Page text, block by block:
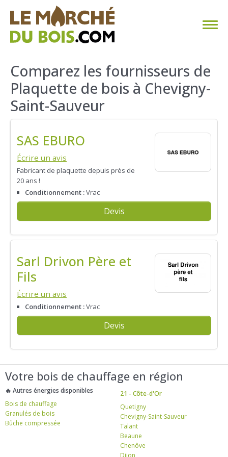
CHAUFFAGE AU BOIS
FAQ
CALCULER SA CONSOMMATION
TROUVER SON FOURNISSEUR
BLOG
ESPACE PRO
Comparez les fournisseurs de
Plaquette de bois à Chevigny-
Saint-Sauveur
SAS EBURO
Écrire un avis
Fabricant de plaquette depuis près de
20 ans !
Conditionnement :Vrac
Devis
Sarl Drivon Père et
Fils
Écrire un avis
Conditionnement :Vrac
Devis
Votre bois de chauffage en région
🔥 Autres énergies disponibles
Bois de chauffage
Granulés de bois
Bûche compressée
21 - Côte-d'Or
Quetigny
Chevigny-Saint-Sauveur
Talant
Beaune
Chenôve